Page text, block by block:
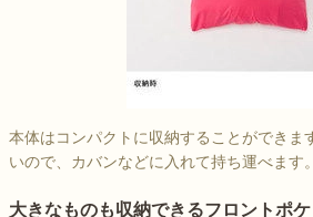
本体はコンパクトに収納することができま
いので、カバンなどに入れて持ち運べます。
大きなものも収納できるフロントポケ